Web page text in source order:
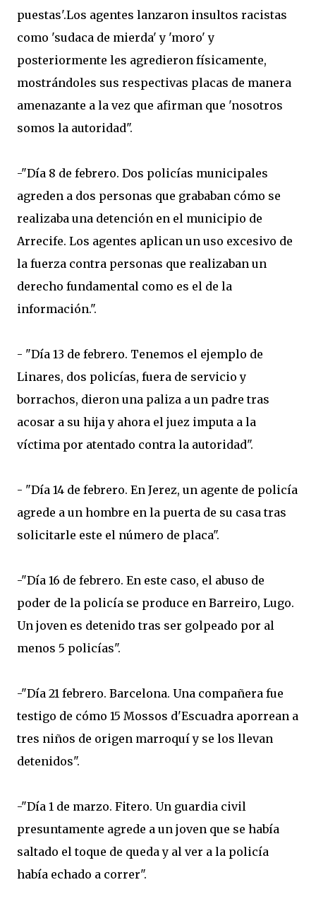
puestas'.Los agentes lanzaron insultos racistas
como 'sudaca de mierda' y 'moro' y
posteriormente les agredieron físicamente,
mostrándoles sus respectivas placas de manera
amenazante a la vez que afirman que 'nosotros
somos la autoridad".
-"Día 8 de febrero. Dos policías municipales
agreden a dos personas que grababan cómo se
realizaba una detención en el municipio de
Arrecife. Los agentes aplican un uso excesivo de
la fuerza contra personas que realizaban un
derecho fundamental como es el de la
información.".
- "Día 13 de febrero. Tenemos el ejemplo de
Linares, dos policías, fuera de servicio y
borrachos, dieron una paliza a un padre tras
acosar a su hija y ahora el juez imputa a la
víctima por atentado contra la autoridad".
- "Día 14 de febrero. En Jerez, un agente de policía
agrede a un hombre en la puerta de su casa tras
solicitarle este el número de placa".
-"Día 16 de febrero. En este caso, el abuso de
poder de la policía se produce en Barreiro, Lugo.
Un joven es detenido tras ser golpeado por al
menos 5 policías".
-"Día 21 febrero. Barcelona. Una compañera fue
testigo de cómo 15 Mossos d'Escuadra aporrean a
tres niños de origen marroquí y se los llevan
detenidos".
-"Día 1 de marzo. Fitero. Un guardia civil
presuntamente agrede a un joven que se había
saltado el toque de queda y al ver a la policía
había echado a correr".